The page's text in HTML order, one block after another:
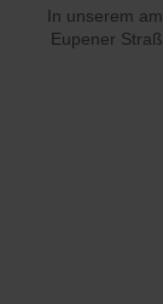
In unserem
Eupener